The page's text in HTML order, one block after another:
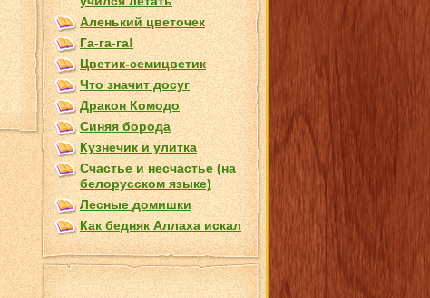
Аленький цветочек
Га-га-га!
Цветик-семицветик
Что значит досуг
Дракон Комодо
Синяя борода
Кузнечик и улитка
Счастье и несчастье (на
белорусском языке)
Лесные домишки
Как бедняк Аллаха искал